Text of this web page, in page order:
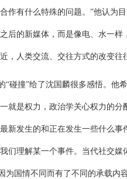
作有什么特殊的问题。 ”他认为
后的新媒体，而是像电、水一
，人类交流、交往方式的改变往
“碰撞”给了沈国麟很多感悟。他
就是权力，政治学关心权力的
新发生的和正在发生一些什么
们理解某一个事件。当代社交
为国情不同而有了不同的承载内